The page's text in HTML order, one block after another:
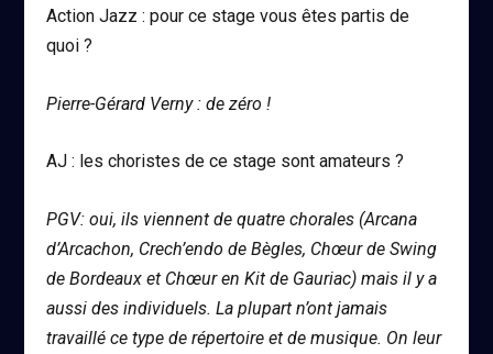
Action Jazz : pour ce stage vous êtes partis de
quoi ?
Pierre-Gérard Verny : de zéro !
AJ : les choristes de ce stage sont amateurs ?
PGV: oui, ils viennent de quatre chorales (Arcana
d’Arcachon, Crech’endo de Bègles, Chœur de Swing
de Bordeaux et Chœur en Kit de Gauriac) mais il y a
aussi des individuels. La plupart n’ont jamais
travaillé ce type de répertoire et de musique. On leur